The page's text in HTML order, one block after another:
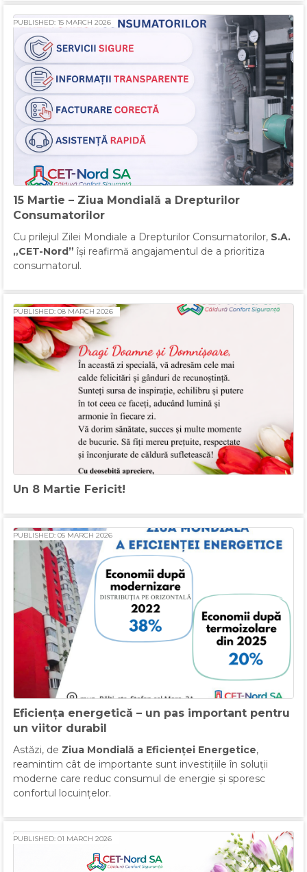
15 Martie – Ziua Mondială a Drepturilor
Consumatorilor
PUBLISHED: 15 MARCH 2026
Cu prilejul Zilei Mondiale a Drepturilor Consumatorilor, S.A.
„CET-Nord”își reafirmă angajamentul de a prioritiza
consumatorul.
Un 8 Martie Fericit!
PUBLISHED: 08 MARCH 2026
Eficiența energetică – un pas important pentru
un viitor durabil
PUBLISHED: 05 MARCH 2026
Astăzi, de Ziua Mondială a Eficienței Energetice,
reamintim cât de importante sunt investițiile în soluții
moderne care reduc consumul de energie și sporesc
confortul locuințelor.
PUBLISHED: 01 MARCH 2026